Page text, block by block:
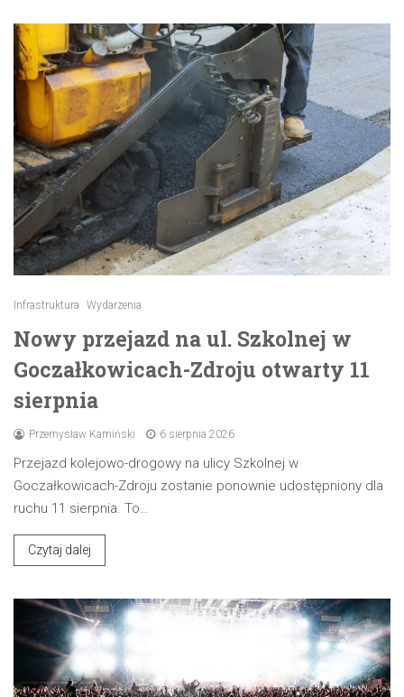
Infrastruktura Wydarzenia
Nowy przejazd na ul. Szkolnej w
Goczałkowicach-Zdroju otwarty 11
sierpnia
Przemysław Kamiński 6 sierpnia 2026
Przejazd kolejowo-drogowy na ulicy Szkolnej w
Goczałkowicach-Zdroju zostanie ponownie udostępniony dla
ruchu 11 sierpnia. To…
Czytaj dalej